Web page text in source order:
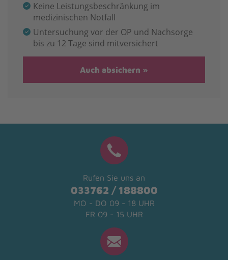
Keine Leistungsbeschränkung im
medizinischen Notfall
Untersuchung vor der OP und Nachsorge
bis zu 12 Tage sind mitversichert
Auch absichern
Rufen Sie uns an
033762 / 188800
MO - DO 09 - 18 UHR
FR 09 - 15 UHR